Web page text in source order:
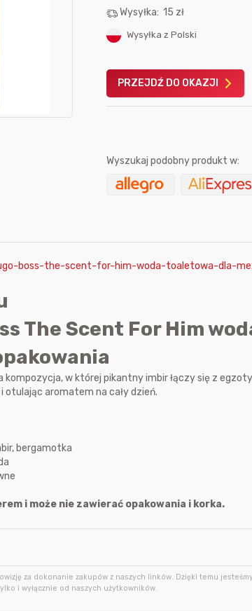
Wysyłka:15 zł
Wysyłka z Polski
PRZEJDŹ DO OKAZJI
Wyszukaj podobny produkt w:
boss-the-scent-for-him-woda-toaletowa-dla-
The Scent For Him
kompozycja, w której pikantny imbir łączy się z
otulając aromatem na cały dzień.
bergamotka
i może nie zawierać opakowania i korka.
za dokonanie zakupów z naszych linków. Dzięki temu
i wyłącznie od naszych użytkowników.
GÖTZE & JENSEN
DW900 1600W
Karta
wiesieky6
tomunios
Kaczmen
godzinę temu